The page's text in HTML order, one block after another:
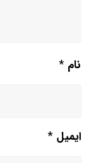
نام *
ایمیل *